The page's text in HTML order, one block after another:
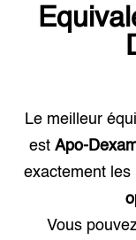
Le meilleur
est Apo-
exactement les
Vous